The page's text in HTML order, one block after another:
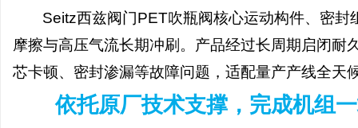
Seitz西兹阀门PET吹瓶阀核心运动构件、密
摩擦与高压气流长期冲刷。产品经过长周期启闭
芯卡顿、密封渗漏等故障问题，适配量产产线全天
依托原厂技术支撑，完成机组